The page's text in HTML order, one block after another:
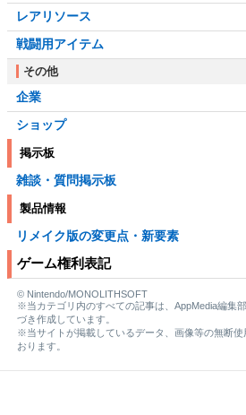
レアリソース
戦闘用アイテム
その他
企業
ショップ
掲示板
雑談・質問掲示板
製品情報
リメイク版の変更点・新要素
ゲーム権利表記
© Nintendo/MONOLITHSOFT
※当カテゴリ内のすべての記事は、AppMedia編集
づき作成しています。
※当サイトが掲載しているデータ、画像等の無断
おります。